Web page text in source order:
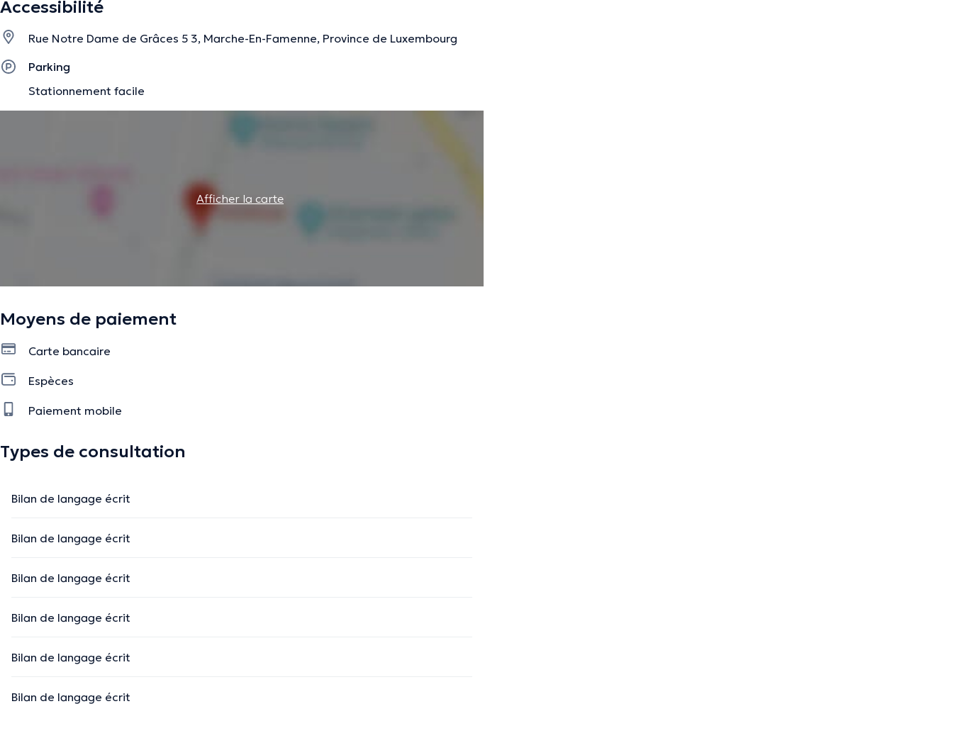
Accessibilité
Rue Notre Dame de Grâces 5 3, Marche-En-Famenne, Province de Luxembourg
Parking
Stationnement facile
Afficher la carte
Moyens de paiement
Carte bancaire
Espèces
Paiement mobile
Types de consultation
Bilan de langage écrit
Bilan de langage écrit
Bilan de langage écrit
Bilan de langage écrit
Bilan de langage écrit
Bilan de langage écrit